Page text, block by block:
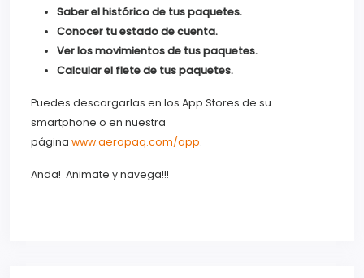
Saber el histórico de tus paquetes.
Conocer tu estado de cuenta.
Ver los movimientos de tus paquetes.
Calcular el flete de tus paquetes.
Puedes descargarlas en los App Stores de su
smartphone o en nuestra
página www.aeropaq.com/app.
Anda! Animate y navega!!!